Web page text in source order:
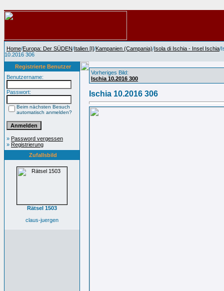
Home/Europa: Der SÜDEN/Italien [I]/Kampanien (Campania)/Isola di Ischia - Insel Ischia/
10.2016 306
Registrierte Benutzer
Benutzername:
Passwort:
Beim nächsten Besuch
automatisch anmelden?
» Password vergessen
» Registrierung
Zufallsbild
Rätsel 1503
claus-juergen
Vorheriges Bild:
Ischia 10.2016 300
Ischia 10.2016 306